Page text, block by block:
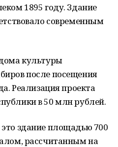
1895 году. Здание
современным
культуры
после посещения
Реализация проекта
в 50 млн рублей.
здание площадью 700
рассчитанным на